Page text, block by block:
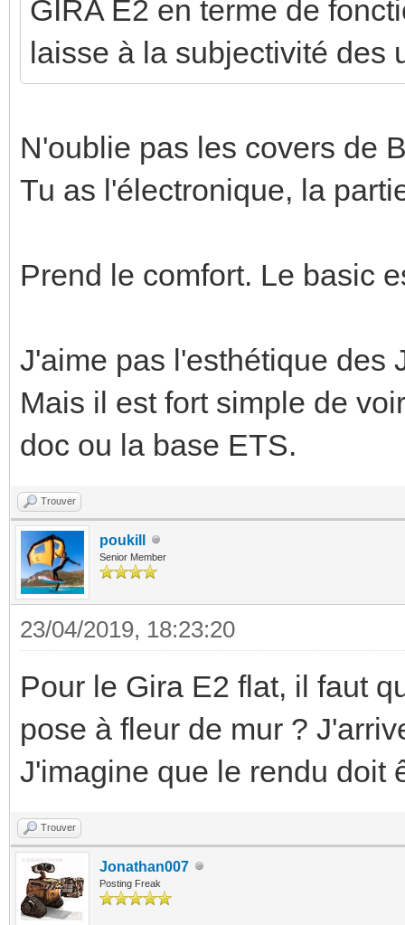
GIRA E2 en terme de
laisse à la subjectivité des
N'oublie pas les covers de
Tu as l'électronique, la
Prend le comfort. Le basic
J'aime pas l'esthétique des
Mais il est fort simple de
doc ou la base ETS.
Trouver
poukill
Senior Member
23/04/2019, 18:23:20
Pour le Gira E2 flat, il faut
pose à fleur de mur ?
J'imagine que le rendu doit
Trouver
Jonathan007
Posting Freak